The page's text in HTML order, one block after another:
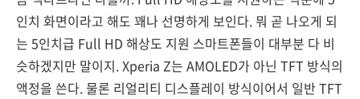
인치 화면이라고 해도 꽤나 선명하게 보인다. 뭐 곧 나오게 되
는 5인치급 Full HD 해상도 지원 스마트폰들이 대부분 다 비
슷하겠지만 말이지. Xperia Z는 AMOLED가 아닌 TFT 방식의
액정을 쓴다. 물론 리얼리티 디스플레이 방식이어서 일반 TFT